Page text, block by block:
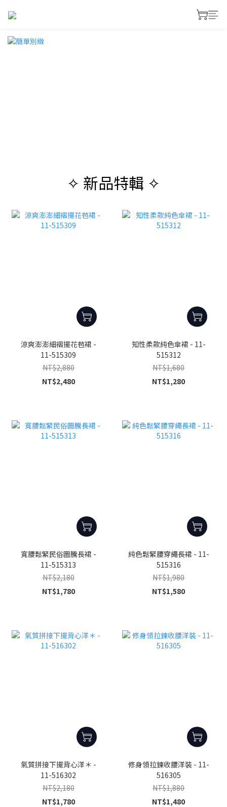
✧ 新品特輯 ✧
涼爽澎澎細褶擺花苞裙 -
11-515309
NT$2,880
NT$2,480
知性柔款純色傘裙 - 11-
515312
NT$1,680
NT$1,280
寬腰鬆緊民俗圖騰長裙 -
11-515313
NT$2,180
NT$1,780
純色鬆緊腰穿繩長裙 - 11-
515316
NT$1,980
NT$1,580
氣質拼接下擺背心洋＊ -
11-516302
NT$2,180
NT$1,780
修身領拉鍊收腰洋裝 - 11-
516305
NT$1,880
NT$1,480